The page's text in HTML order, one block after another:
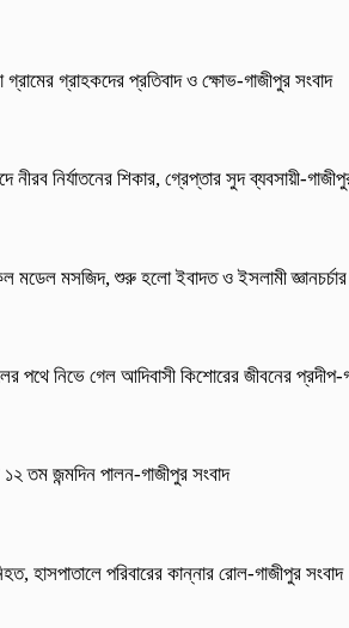
গ্রাহকদের প্রতিবাদ ও ক্ষোভ-গাজীপুর সংবাদ
নির্যাতনের শিকার, গ্রেপ্তার সুদ ব্যবসায়ী-
মডেল মসজিদ, শুরু হলো ইবাদত ও ইসলামী
পথে নিভে গেল আদিবাসী কিশোরের জীবনের প্রদীপ-
তম জন্মদিন পালন-গাজীপুর সংবাদ
হাসপাতালে পরিবারের কান্নার রোল-গাজীপুর সংবাদ